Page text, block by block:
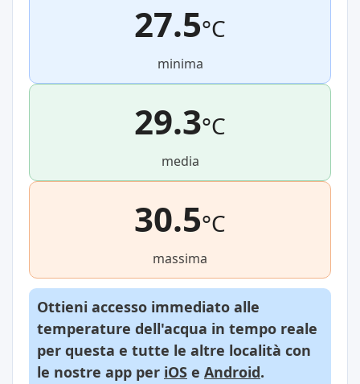
27.5°C
minima
29.3°C
media
30.5°C
massima
Ottieni accesso immediato alle
temperature dell'acqua in tempo reale
per questa e tutte le altre località con
le nostre app per iOS e Android.